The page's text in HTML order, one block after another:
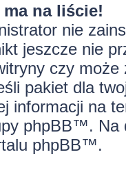
na liście!
nie
jeszcze nie
czy
pakiet dla
informacji na
phpBB™. Na
phpBB™.